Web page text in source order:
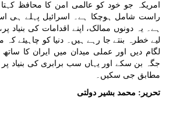
امریکہ جو خود کو عالمی امن کا محافظ
راست شامل ہوچکا ہے۔ اسرائیل پہلے ہی
ہے۔ یہ دونوں ممالک، اپنے اقدامات کی
لیے خطرہ بنتے جا رہے ہیں۔ دنیا کو چاہیئے
لگام دیں اور عملی میدان میں ایران کا ساتھ
جگہ بن سکے اور یہاں سب برابری کی بنیاد پر
مطابق جی سکیں۔
تحریر: محمد بشیر دولتی